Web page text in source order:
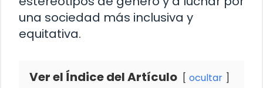
una sociedad más inclusiva y
equitativa.
Ver el Índice del Artículo ocultar